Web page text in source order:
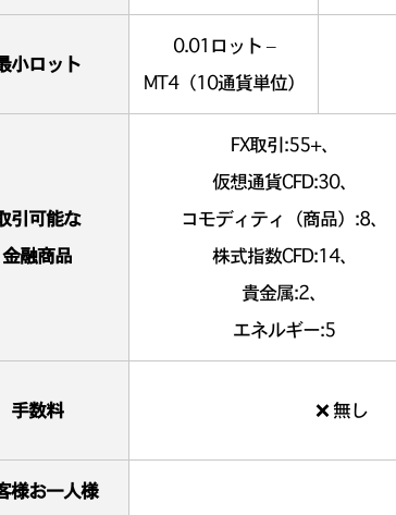
小ロット
0.01ロット –
MT4（10通貨単位）
引可能な
金融商品
FX取引:55+、
仮想通貨CFD:30、
コモディティ（商品）:8、
株式指数CFD:14、
貴金属:2、
エネルギー:5
手数料 ❌ 無し
様お一人様